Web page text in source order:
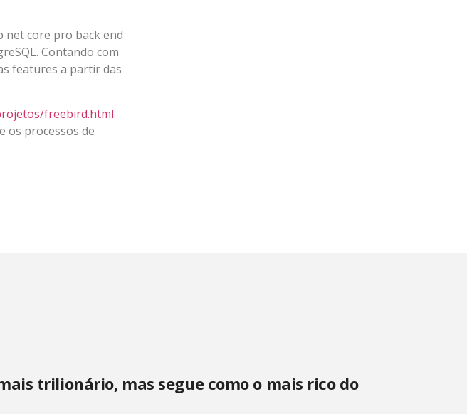
net core pro back end
Contando com
features a partir das
freebird.html.
os processos de
trilionário, mas segue como o mais rico do